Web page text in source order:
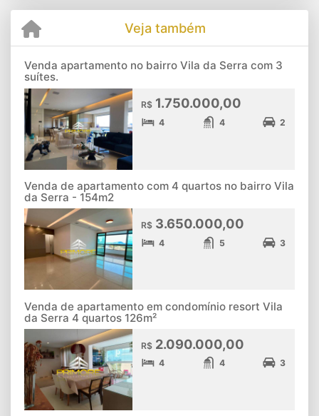
Veja também
Venda apartamento no bairro Vila da Serra com 3
suítes.
R$ 1.750.000,00
4 4 2
Venda de apartamento com 4 quartos no bairro Vila
da Serra - 154m2
R$ 3.650.000,00
4 5 3
Venda de apartamento em condomínio resort Vila
da Serra 4 quartos 126m²
R$ 2.090.000,00
4 4 3